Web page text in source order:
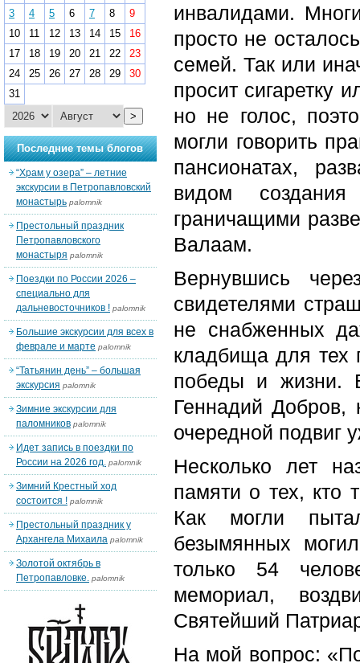
инвалидами.
просто не
семей. Так или
просит сигаретку
но не голос,
могли говорить
пансионатах,
видом
граничащими
Валаам.
Вернувшись
свидетелями
не снабженных
кладбища для тех
победы и жизни.
Геннадий Добров,
очередной подвиг
Несколько лет
памяти о тех, кто
Как могли
безымянных
только 54
мемориал,
Святейший
На мой вопрос:
3
4 5 6 7 8
9
10
11 12 13 14 15
16
17
18 19 20 21 22
23
24
25 26 27 28 29
30
31
>
Последние темы блогов
“Храм у озера” – летние
экскурсии в Петропавловский
монастырь palomnik
Престольный праздник
Петропавловского
монастыря palomnik
Поездки по России 2026 –
специально для
дальневосточников ! palomnik
Большие экскурсии для всех в
феврале и марте palomnik
“Татьянин день” – большая
экскурсия palomnik
Зимние экскурсии для
паломников palomnik
Идет запись в поездки по
России на 2026 год. palomnik
Зимний Крестный ход
состоится ! palomnik
Престольный праздник у
Архангела Михаила palomnik
Золотой октябрь в
Петропавловке. palomnik